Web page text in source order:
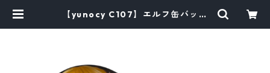
【yunocy C107】エルフ缶バッチ